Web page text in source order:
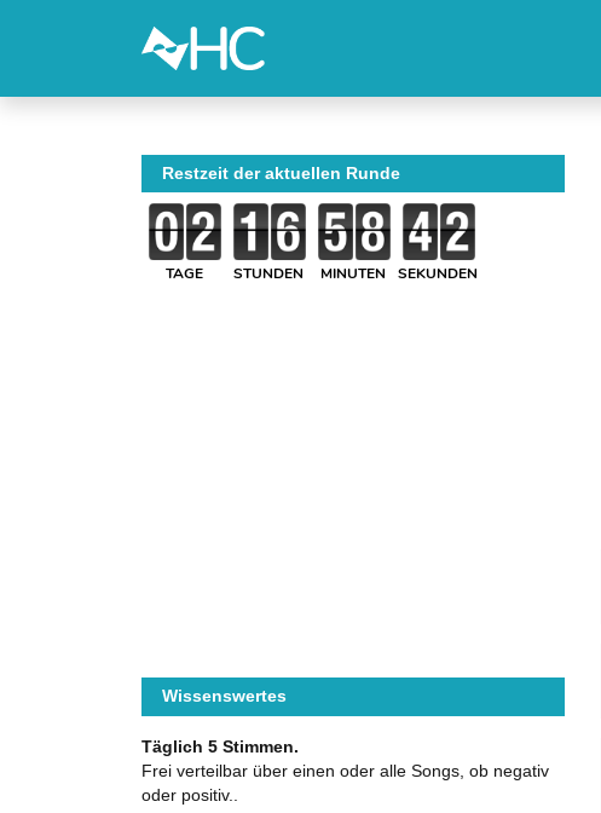
Restzeit der aktuellen Runde
TAGE STUNDEN MINUTEN SEKUNDEN
Wissenswertes
Täglich 5 Stimmen.
Frei verteilbar über einen oder alle Songs, ob negativ
oder positiv..